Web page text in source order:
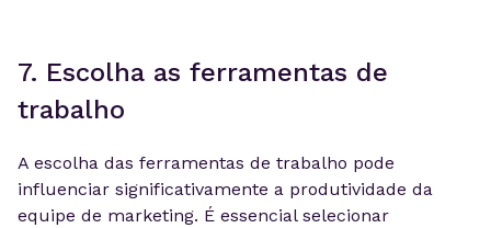
7. Escolha as ferramentas de
trabalho
A escolha das ferramentas de trabalho pode
influenciar significativamente a produtividade da
equipe de marketing. É essencial selecionar